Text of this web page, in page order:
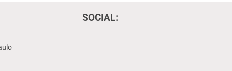
SOCIAL: